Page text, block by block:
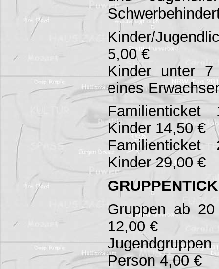
Kinder/
5,00 €
Kinder unter
eines
Kinder 14,50 €
Kinder 29,00 €
Gruppen ab
12,00 €
Person 4,00 €